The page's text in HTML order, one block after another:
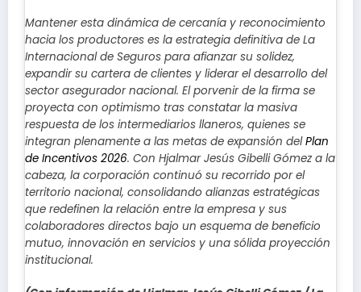
Mantener esta dinámica de cercanía y reconocimiento
hacia los productores es la estrategia definitiva de La
Internacional de Seguros para afianzar su solidez,
expandir su cartera de clientes y liderar el desarrollo del
sector asegurador nacional. El porvenir de la firma se
proyecta con optimismo tras constatar la masiva
respuesta de los intermediarios llaneros, quienes se
integran plenamente a las metas de expansión delPlan
de Incentivos 2026. Con Hjalmar Jesús Gibelli Gómez a la
cabeza, la corporación continuó su recorrido por el
territorio nacional, consolidando alianzas estratégicas
que redefinen la relación entre la empresa y sus
colaboradores directos bajo un esquema de beneficio
mutuo, innovación en servicios y una sólida proyección
institucional.